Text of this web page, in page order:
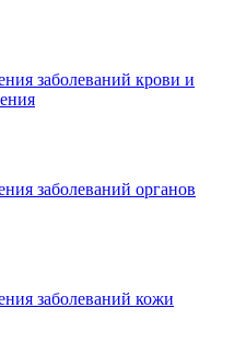
заболеваний крови и
заболеваний органов
заболеваний кожи